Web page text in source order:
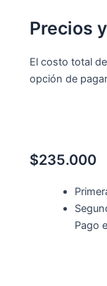
Precios
El costo total
opción de
$235.000
Pago